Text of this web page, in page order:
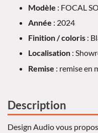
Modèle : FOCAL
Année : 2024
Finition / coloris:
Localisation:
Remise : remise en
Description
Design Audio vous